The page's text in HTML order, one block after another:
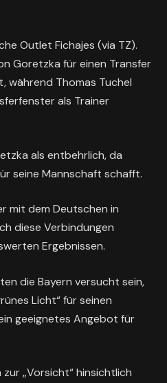
Outlet Fichajes (via TZ).
Goretzka für einen Transfer
während Thomas Tuchel
als Trainer
als entbehrlich, da
seine Mannschaft schafft.
mit dem Deutschen in
diese Verbindungen
Ergebnissen.
die Bayern versucht sein,
Licht“ für seinen
geeignetes Angebot für
„Vorsicht“ hinsichtlich